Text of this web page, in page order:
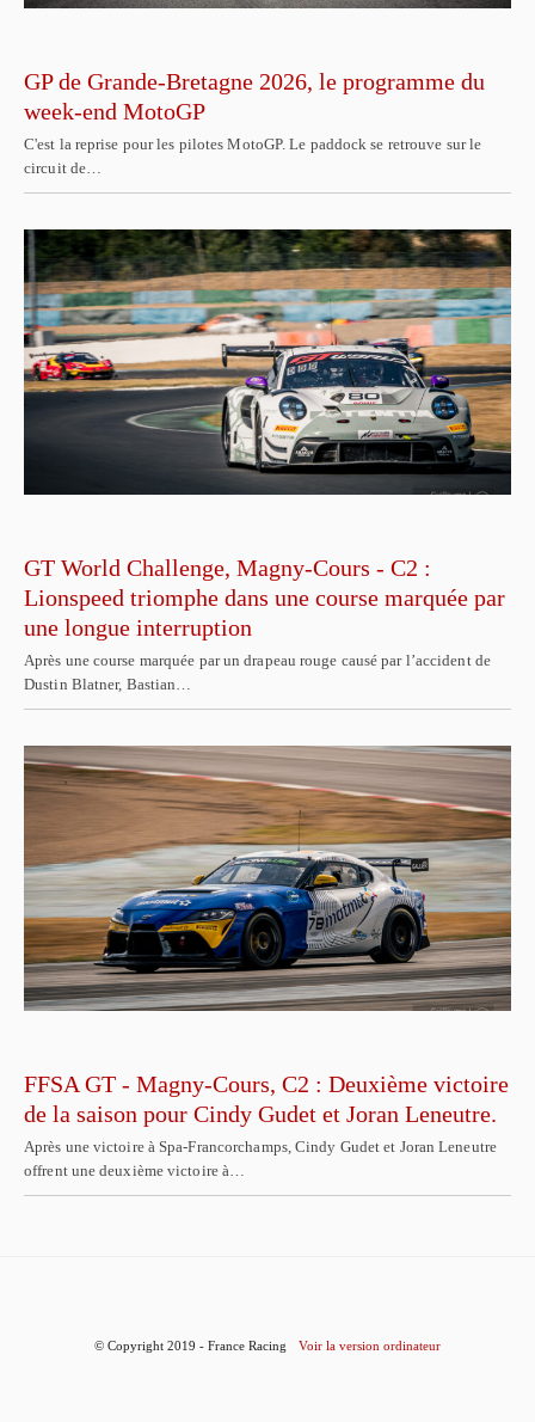
GP de Grande-Bretagne 2026, le programme du
week-end MotoGP
C'est la reprise pour les pilotes MotoGP. Le paddock se retrouve sur le
circuit de…
GT World Challenge, Magny-Cours - C2 :
Lionspeed triomphe dans une course marquée par
une longue interruption
Après une course marquée par un drapeau rouge causé par l’accident de
Dustin Blatner, Bastian…
FFSA GT - Magny-Cours, C2 : Deuxième victoire
de la saison pour Cindy Gudet et Joran Leneutre.
Après une victoire à Spa-Francorchamps, Cindy Gudet et Joran Leneutre
offrent une deuxième victoire à…
© Copyright 2019 - France Racing Voir la version ordinateur